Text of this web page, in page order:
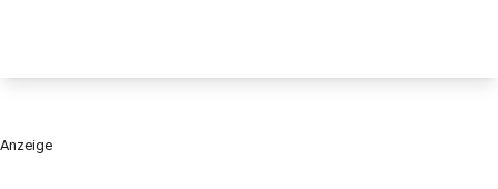
Anzeige